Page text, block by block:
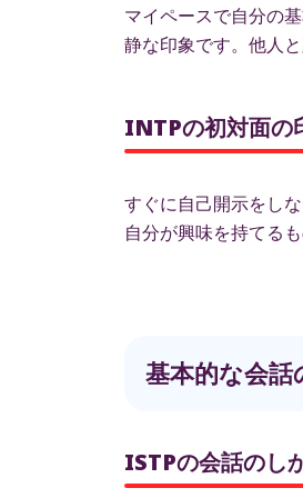
マイペースで自分の
静な印象です。他人
INTPの初対面の
すぐに自己開示をし
自分が興味を持てる
基本的な会話
ISTPの会話のし